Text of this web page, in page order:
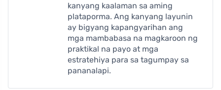
kanyang kaalaman sa aming
plataporma. Ang kanyang layunin
ay bigyang kapangyarihan ang
mga mambabasa na magkaroon ng
praktikal na payo at mga
estratehiya para sa tagumpay sa
pananalapi.